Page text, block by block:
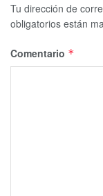
Tu dirección de
obligatorios están
Comentario *